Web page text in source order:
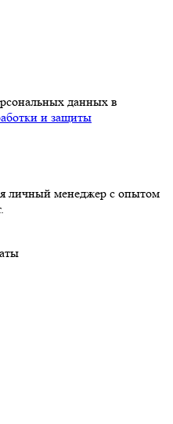
данных в
и защиты
личный менеджер с опытом